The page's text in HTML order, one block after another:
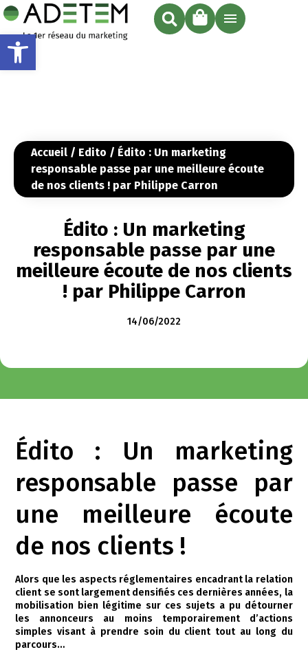
Ouvrir la barre d’outils
Accueil / Edito / Édito : Un marketing
responsable passe par une meilleure écoute
de nos clients ! par Philippe Carron
Édito : Un marketing
responsable passe par une
meilleure écoute de nos clients
! par Philippe Carron
14/06/2022
Édito : Un marketing
responsable passe par
une meilleure écoute
de nos clients !
Alors que les aspects réglementaires encadrant la relation
client se sont largement densifiés ces dernières années, la
mobilisation bien légitime sur ces sujets a pu détourner
les annonceurs au moins temporairement d’actions
simples visant à prendre soin du client tout au long du
parcours…